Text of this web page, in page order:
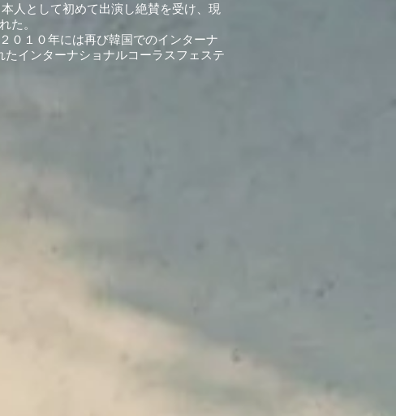
人として初めて出演し絶賛を受け、現
た。
０１０年には再び韓国でのインターナ
インターナショナルコーラスフェステ